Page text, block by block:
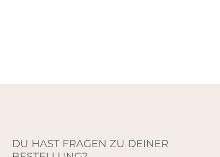
DU HAST FRAGEN ZU DEINER